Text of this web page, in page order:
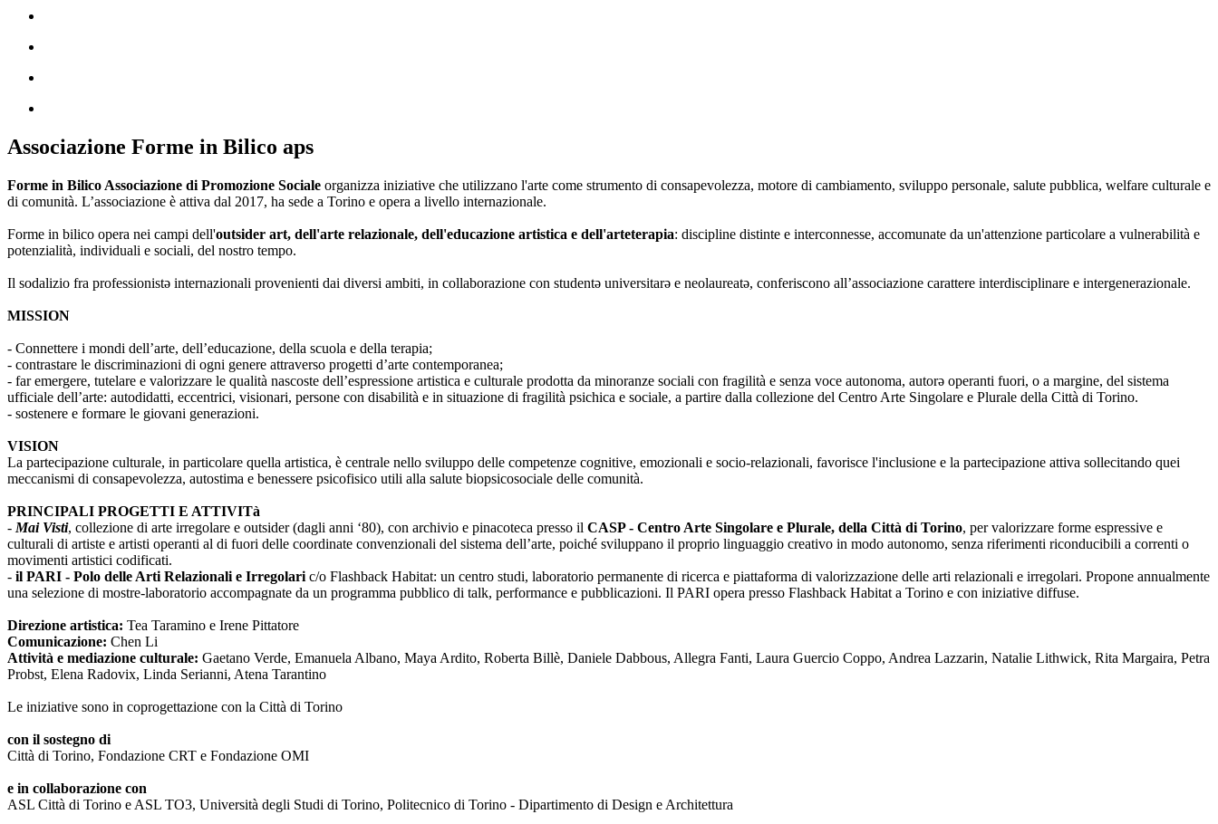
Associazione Forme in Bilico aps
Forme in Bilico Associazione di Promozione Sociale organizza iniziative che utilizzano l'arte come strumento di consapevolezza, motore di cambiamento, sviluppo personale, salute pubblica, welfare culturale e
di comunità. L’associazione è attiva dal 2017, ha sede a Torino e opera a livello internazionale.
Forme in bilico opera nei campi dell'outsider art, dell'arte relazionale, dell'educazione artistica e dell'arteterapia: discipline distinte e interconnesse, accomunate da un'attenzione particolare a vulnerabilità e
potenzialità, individuali e sociali, del nostro tempo.
Il sodalizio fra professionistə internazionali provenienti dai diversi ambiti, in collaborazione con studentə universitarə e neolaureatə, conferiscono all’associazione carattere interdisciplinare e intergenerazionale.
MISSION
- Connettere i mondi dell’arte, dell’educazione, della scuola e della terapia;
- contrastare le discriminazioni di ogni genere attraverso progetti d’arte contemporanea;
- far emergere, tutelare e valorizzare le qualità nascoste dell’espressione artistica e culturale prodotta da minoranze sociali con fragilità e senza voce autonoma, autorə operanti fuori, o a margine, del sistema
ufficiale dell’arte: autodidatti, eccentrici, visionari, persone con disabilità e in situazione di fragilità psichica e sociale, a partire dalla collezione del Centro Arte Singolare e Plurale della Città di Torino.
- sostenere e formare le giovani generazioni.
VISION
La partecipazione culturale, in particolare quella artistica, è centrale nello sviluppo delle competenze cognitive, emozionali e socio-relazionali, favorisce l'inclusione e la partecipazione attiva sollecitando quei
meccanismi di consapevolezza, autostima e benessere psicofisico utili alla salute biopsicosociale delle comunità.
PRINCIPALI PROGETTI E ATTIVITà
- Mai Visti, collezione di arte irregolare e outsider (dagli anni ‘80), con archivio e pinacoteca presso il CASP - Centro Arte Singolare e Plurale, della Città di Torino, per valorizzare forme espressive e
culturali di artiste e artisti operanti al di fuori delle coordinate convenzionali del sistema dell’arte, poiché sviluppano il proprio linguaggio creativo in modo autonomo, senza riferimenti riconducibili a correnti o
movimenti artistici codificati.
- il PARI - Polo delle Arti Relazionali e Irregolari c/o Flashback Habitat: un centro studi, laboratorio permanente di ricerca e piattaforma di valorizzazione delle arti relazionali e irregolari. Propone annualmente
una selezione di mostre-laboratorio accompagnate da un programma pubblico di talk, performance e pubblicazioni. Il PARI opera presso Flashback Habitat a Torino e con iniziative diffuse.
Direzione artistica: Tea Taramino e Irene Pittatore
Comunicazione: Chen Li
Attività e mediazione culturale: Gaetano Verde, Emanuela Albano, Maya Ardito, Roberta Billè, Daniele Dabbous, Allegra Fanti, Laura Guercio Coppo, Andrea Lazzarin, Natalie Lithwick, Rita Margaira, Petra
Probst, Elena Radovix, Linda Serianni, Atena Tarantino
Le iniziative sono in coprogettazione con la Città di Torino
con il sostegno di
Città di Torino, Fondazione CRT e Fondazione OMI
e in collaborazione con
ASL Città di Torino e ASL TO3, Università degli Studi di Torino, Politecnico di Torino - Dipartimento di Design e Architettura